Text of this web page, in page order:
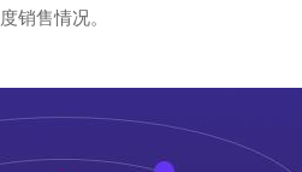
销售情况。